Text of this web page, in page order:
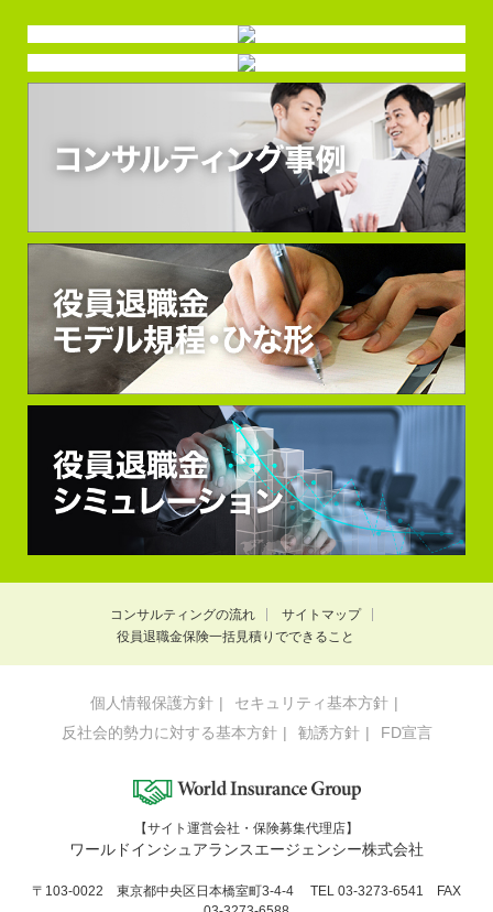
コンサルティングの流れ
サイトマップ
役員退職金保険一括見積りでできること
個人情報保護方針
セキュリティ基本方針
反社会的勢力に対する基本方針
勧誘方針 FD宣言
【サイト運営会社・保険募集代理店】
ワールドインシュアランスエージェンシー株式会社
〒103-0022 東京都中央区日本橋室町3-4-4 TEL 03-3273-6541 FAX